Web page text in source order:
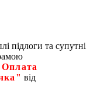
підлоги та супутні
від